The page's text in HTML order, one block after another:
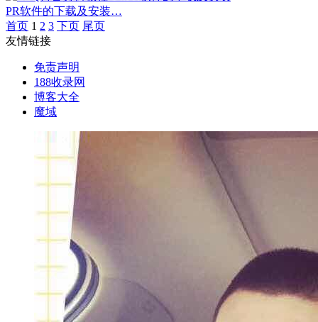
PR软件的下载及安装…
首页 1 2 3 下页 尾页
友情链接
免责声明
188收录网
博客大全
魔域